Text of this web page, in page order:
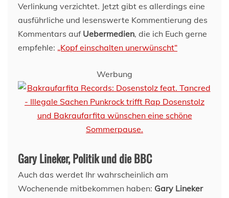
Verlinkung verzichtet. Jetzt gibt es allerdings eine
ausführliche und lesenswerte Kommentierung des
Kommentars auf Uebermedien, die ich Euch gerne
empfehle: „Kopf einschalten unerwünscht“
Werbung
Gary Lineker, Politik und die BBC
Auch das werdet Ihr wahrscheinlich am
Wochenende mitbekommen haben: Gary Lineker